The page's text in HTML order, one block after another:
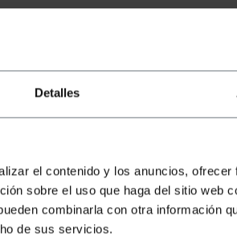
Detalles
el contenido y los anuncios,
sobre el uso que haga del sitio web
combinarla con otra información
de sus servicios.
PRIMEMATIK Tappetino
scolapiatti in silicone